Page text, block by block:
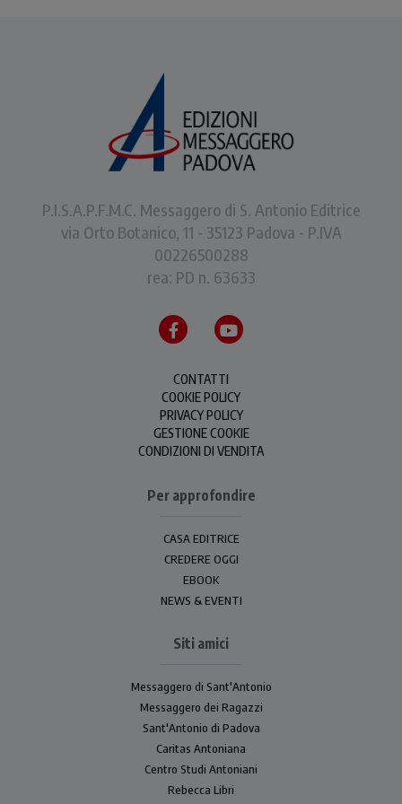
P.I.S.A.P.F.M.C. Messaggero di S. Antonio Editrice
via Orto Botanico, 11 - 35123 Padova - P.IVA
00226500288
rea: PD n. 63633
CONTATTI
COOKIE POLICY
PRIVACY POLICY
GESTIONE COOKIE
CONDIZIONI DI VENDITA
Per approfondire
CASA EDITRICE
CREDERE OGGI
EBOOK
NEWS & EVENTI
Siti amici
Messaggero di Sant'Antonio
Messaggero dei Ragazzi
Sant'Antonio di Padova
Caritas Antoniana
Centro Studi Antoniani
Rebecca Libri